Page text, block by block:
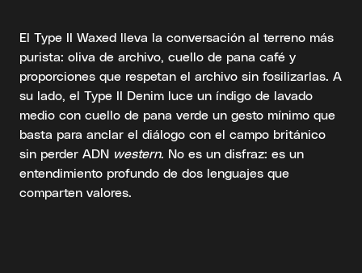
El Type II Waxed lleva la conversación al terreno más
purista: oliva de archivo, cuello de pana café y
proporciones que respetan el archivo sin fosilizarlas. A
su lado, el Type II Denim luce un índigo de lavado
medio con cuello de pana verde un gesto mínimo que
basta para anclar el diálogo con el campo británico
sin perder ADN western. No es un disfraz: es un
entendimiento profundo de dos lenguajes que
comparten valores.